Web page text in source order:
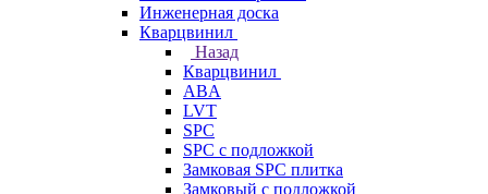
Инженерная доска
Кварцвинил
Назад
Кварцвинил
ABA
LVT
SPC
SPC с подложкой
Замковая SPC плитка
Замковый с подложкой